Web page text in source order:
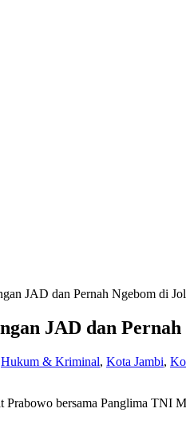
JAD dan Pernah Ngebom di
JAD dan
Hukum & Kriminal, Kota Jambi,
bersama Panglima TNI